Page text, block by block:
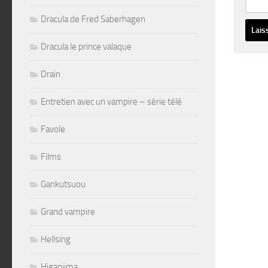
Dracula de Fred Saberhagen
Dracula le prince valaque
Drain
Entretien avec un vampire – série télé
Favole
Films
Gankutsuou
Grand vampire
Hellsing